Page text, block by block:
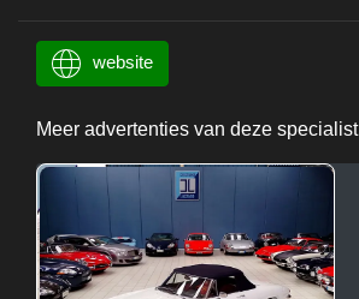
website
Meer advertenties van deze specialist